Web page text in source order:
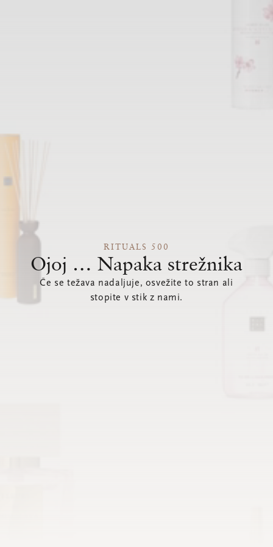
RITUALS 500
Ojoj … Napaka strežnika
Če se težava nadaljuje, osvežite to stran ali
stopite v stik z nami.